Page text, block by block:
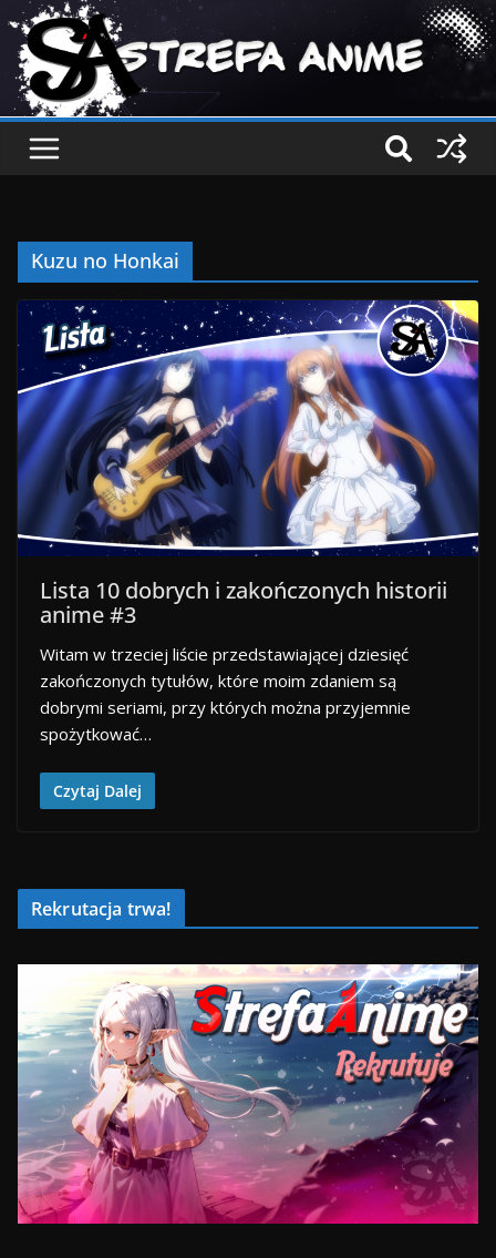
Kuzu no Honkai
Lista 10 dobrych i zakończonych historii
anime #3
Witam w trzeciej liście przedstawiającej dziesięć
zakończonych tytułów, które moim zdaniem są
dobrymi seriami, przy których można przyjemnie
spożytkować…
Czytaj Dalej
Rekrutacja trwa!